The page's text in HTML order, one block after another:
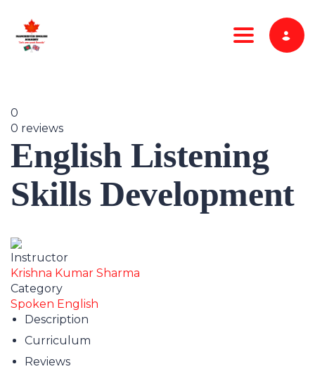
Toggle
0
0 reviews
English Listening
Skills Development
Instructor
Krishna Kumar Sharma
Category
Spoken English
Description
Curriculum
Reviews